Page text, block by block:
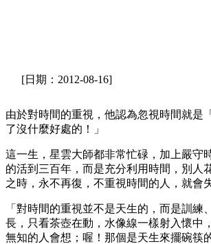
[日期：2012-08-16]
由於對時間的重視，他認為忽視時間就是
了沒什麼好處的！」
這一生，星雲大師都非常忙碌，加上嚴守
的活到三百年，而是充分利用時間，別人
之時，永不再復，不重視時間的人，就會
「對時間的重視並不是天生的，而是訓
長，只看茶壺在動，水像線一樣射入懷中
無知的人會想；喔！那個是天生來擺碗筷